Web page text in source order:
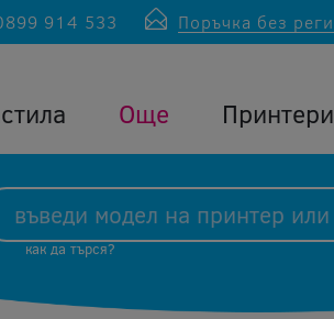
914 533 Поръчка без
Още Принтери
как да търся?